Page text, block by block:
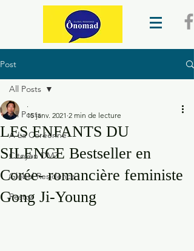
Post
All Posts
A La Coréenne
Citoyen DMZ
Global Residence
Restos
All Posts
LES ENFANTS DU
SILENCE Bestseller en
Corée- romancière feministe
Gong Ji-Young
.
15 janv. 2021 2 min de lecture